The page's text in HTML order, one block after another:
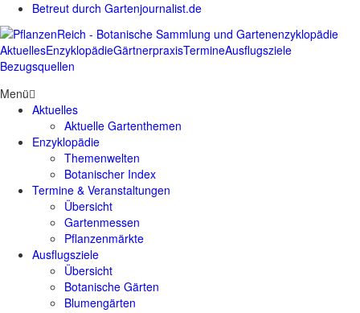
Betreut durch Gartenjournalist.de
AktuellesEnzyklopädieGärtnerpraxisTermineAusflugsziele
Bezugsquellen
Menü
Aktuelles
Aktuelle Gartenthemen
Enzyklopädie
Themenwelten
Botanischer Index
Termine & Veranstaltungen
Übersicht
Gartenmessen
Pflanzenmärkte
Ausflugsziele
Übersicht
Botanische Gärten
Blumengärten